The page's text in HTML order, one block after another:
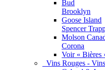
Bud
Brooklyn
Goose Island
Spencer
Molson
Corona
Voir « Bières
Vins Rouges -